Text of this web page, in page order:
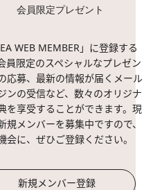
会員限定プレゼント
WEB MEMBER」に登録する
員限定のスペシャルなプレゼン
応募、最新の情報が届くメール
ンの受信など、数々のオリジナ
を享受することができます。現
規メンバーを募集中ですので、
会に、ぜひご登録ください。
新規メンバー登録